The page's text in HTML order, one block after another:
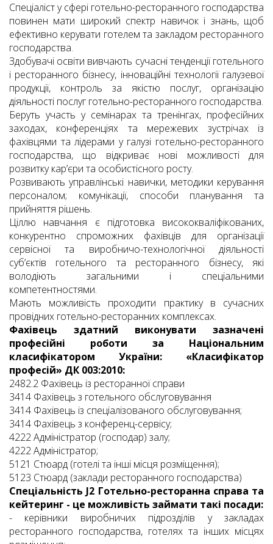
Спеціаліст у сфері готельно-ресторанного господарства
повинен мати широкий спектр навичок і знань, щоб
ефективно керувати готелем та закладом ресторанного
господарства.
Здобувачі освіти вивчають сучасні тенденції готельного
і ресторанного бізнесу, інноваційні технології галузевої
продукції, контроль за якістю послуг, організацію
діяльності послуг готельно-ресторанного господарства.
Беруть участь у семінарах та тренінгах, професійних
заходах, конференціях та мережевих зустрічах із
фахівцями та лідерами у галузі готельно-ресторанного
господарства, що відкриває нові можливості для
розвитку кар’єри та особистісного росту.
Розвивають управлінські навички, методики керування
персоналом; комунікації, способи планування та
прийняття рішень.
Ціллю навчання є підготовка висококваліфікованих,
конкурентно спроможних фахівців для організації
сервісної та виробничо-технологічної діяльності
суб’єктів готельного та ресторанного бізнесу, які
володіють загальними і спеціальними
компетентностями.
Мають можливість проходити практику в сучасних
провідних готельно-ресторанних комплексах.
Фахівець здатний виконувати зазначені
професійні роботи за Національним
класифікатором України: «Класифікатор
професій» ДК 003:2010:
2482.2 Фахівець із ресторанної справи
3414 Фахівець з готельного обслуговування
3414 Фахівець із спеціалізованого обслуговування;
3414 Фахівець з конференц-сервісу;
4222 Адміністратор (господар) залу;
4222 Адміністратор;
5121 Стюард (готелі та інші місця розміщення);
5123 Стюард (заклади ресторанного господарства)
Спеціальність J2 Готельно-ресторанна справа та
кейтеринг - це можливість займати такі посади:
- керівники виробничих підрозділів у закладах
ресторанного господарства, готелях та інших місцях